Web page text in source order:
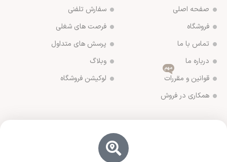
صفحه اصلی
فروشگاه
تماس با ما
درباره ما
قوانین و مقررات
مهم
همکاری در فروش
سفارش تلفنی
فرصت های شغلی
پرسش های متداول
وبلاگ
لوکیشن فروشگاه